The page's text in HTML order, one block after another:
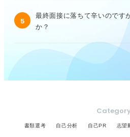
5
最終面接に落ちて辛いのです
か？
書類選考 自己分析 自己PR 志望